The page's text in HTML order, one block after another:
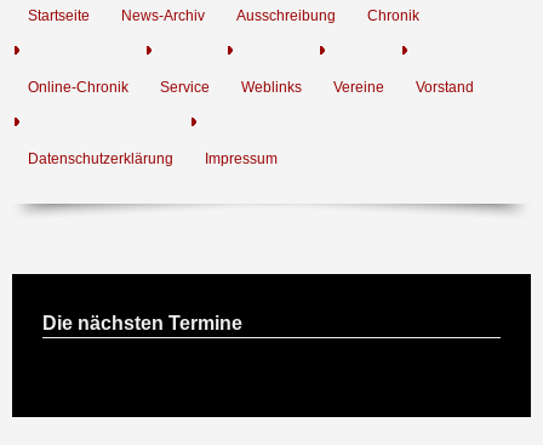
Startseite News-Archiv Ausschreibung Chronik
Online-Chronik Service Weblinks Vereine Vorstand
Datenschutzerklärung Impressum
Die nächsten Termine